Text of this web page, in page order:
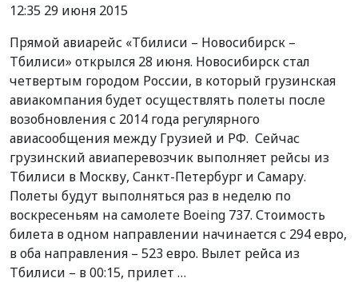
12:35 29 июня 2015
Прямой авиарейс «Тбилиси – Новосибирск –
Тбилиси» открылся 28 июня. Новосибирск стал
четвертым городом России, в который грузинская
авиакомпания будет осуществлять полеты после
возобновления с 2014 года регулярного
авиасообщения между Грузией и РФ. Сейчас
грузинский авиаперевозчик выполняет рейсы из
Тбилиси в Москву, Санкт-Петербург и Самару.
Полеты будут выполняться раз в неделю по
воскресеньям на самолете Boeing 737. Стоимость
билета в одном направлении начинается с 294 евро,
в оба направления – 523 евро. Вылет рейса из
Тбилиси – в 00:15, прилет …